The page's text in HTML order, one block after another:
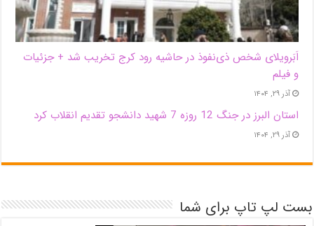
اَبَر‌ویلای شخص ذی‌نفوذ در حاشیه‌ رود کرج تخریب شد + جزئیات
و فیلم
آذر ۲۹, ۱۴۰۴
استان البرز در جنگ 12 روزه 7 شهید دانشجو تقدیم انقلاب کرد
آذر ۲۹, ۱۴۰۴
بست لپ تاپ برای شما